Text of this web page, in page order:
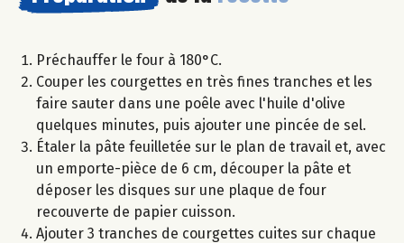
Préchauffer le four à 180°C.
Couper les courgettes en très fines tranches et les
faire sauter dans une poêle avec l'huile d'olive
quelques minutes, puis ajouter une pincée de sel.
Étaler la pâte feuilletée sur le plan de travail et, avec
un emporte-pièce de 6 cm, découper la pâte et
déposer les disques sur une plaque de four
recouverte de papier cuisson.
Ajouter 3 tranches de courgettes cuites sur chaque